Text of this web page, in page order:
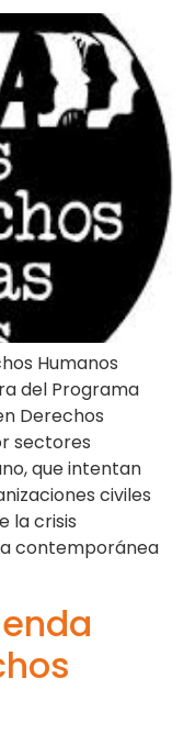
Humanos
del Programa
Derechos
sectores
que intentan
civiles
la crisis
contemporánea